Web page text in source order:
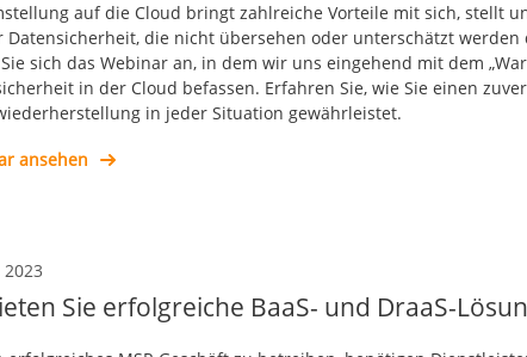
auf die Cloud bringt zahlreiche Vorteile mit sich, stellt
Datensicherheit, die nicht übersehen oder unterschätzt werden
sich das Webinar an, in dem wir uns eingehend mit dem
in der Cloud befassen. Erfahren Sie, wie Sie einen
in jeder Situation gewährleistet.
ansehen
2023
Sie erfolgreiche BaaS- und DraaS-